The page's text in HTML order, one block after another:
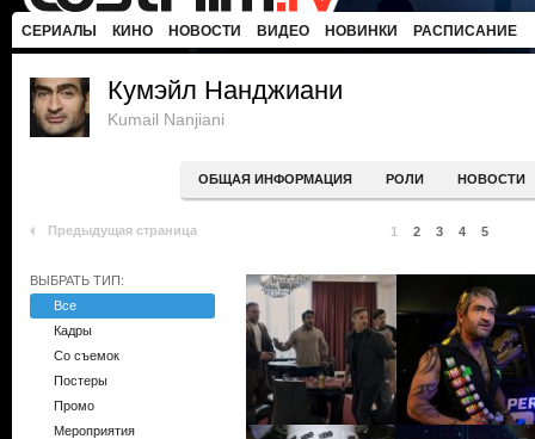
СЕРИАЛЫ КИНО НОВОСТИ ВИДЕО НОВИНКИ РАСПИСАНИЕ
Кумэйл Нанджиани
Kumail Nanjiani
ОБЩАЯ ИНФОРМАЦИЯ РОЛИ НОВОСТИ
Предыдущая страница 1 2 3 4 5
ВЫБРАТЬ ТИП:
Все
Кадры
Со съемок
Постеры
Промо
Мероприятия